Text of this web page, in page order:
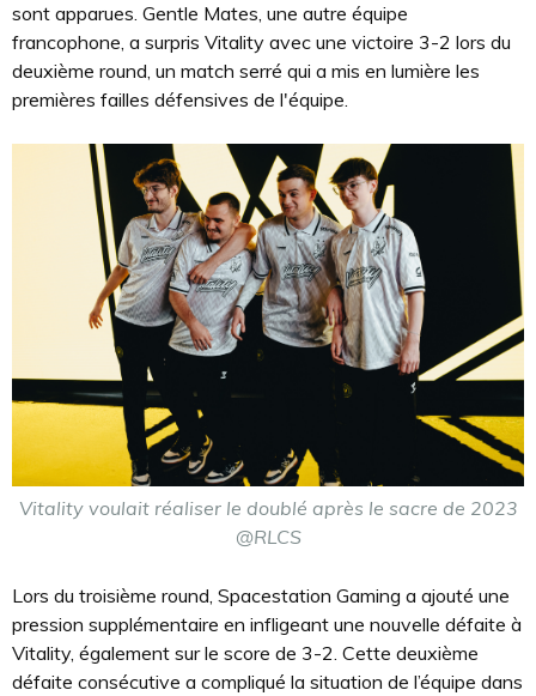
sont apparues. Gentle Mates, une autre équipe
francophone, a surpris Vitality avec une victoire 3-2 lors du
deuxième round, un match serré qui a mis en lumière les
premières failles défensives de l'équipe.
Vitality voulait réaliser le doublé après le sacre de 2023
@RLCS
Lors du troisième round, Spacestation Gaming a ajouté une
pression supplémentaire en infligeant une nouvelle défaite à
Vitality, également sur le score de 3-2. Cette deuxième
défaite consécutive a compliqué la situation de l’équipe dans